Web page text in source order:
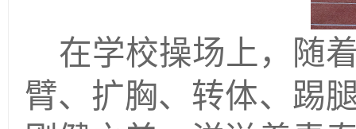
在学校操场上，随
臂、 扩胸、转体、踢